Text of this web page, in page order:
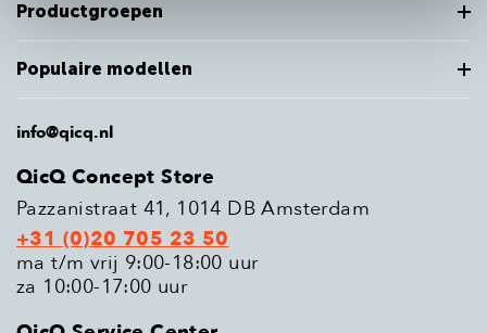
Productgroepen
Populaire modellen
info@qicq.nl
QicQ Concept Store
Pazzanistraat 41, 1014 DB Amsterdam
+31 (0)20 705 23 50
ma t/m vrij 9:00-18:00 uur
za 10:00-17:00 uur